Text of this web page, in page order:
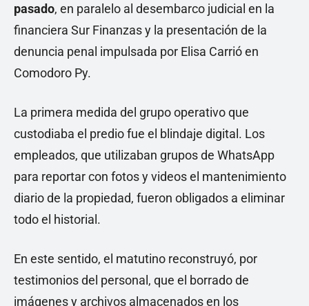
pasado, en paralelo al desembarco judicial en la
financiera Sur Finanzas y la presentación de la
denuncia penal impulsada por Elisa Carrió en
Comodoro Py.
La primera medida del grupo operativo que
custodiaba el predio fue el blindaje digital. Los
empleados, que utilizaban grupos de WhatsApp
para reportar con fotos y videos el mantenimiento
diario de la propiedad, fueron obligados a eliminar
todo el historial.
En este sentido, el matutino reconstruyó, por
testimonios del personal, que el borrado de
imágenes y archivos almacenados en los